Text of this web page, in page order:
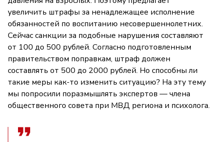
увеличить штрафы за ненадлежащее исполнение
обязанностей по воспитанию несовершеннолетних.
Сейчас санкции за подобные нарушения составляют
от 100 до 500 рублей. Согласно подготовленным
правительством поправкам, штраф должен
составлять от 500 до 2000 рублей. Но способны ли
такие меры как-то изменить ситуацию? На эту тему
мы попросили поразмышлять экспертов — члена
общественного совета при МВД региона и психолога.